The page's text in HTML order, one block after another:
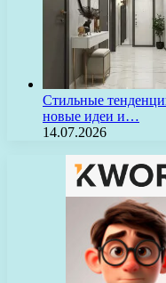
Стильные
новые идеи и…
14.07.2026